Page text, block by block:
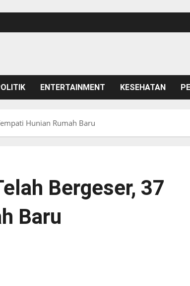
ENTERTAINMENT KESEHATAN
Hunian Rumah Baru
Bergeser, 37
Baru